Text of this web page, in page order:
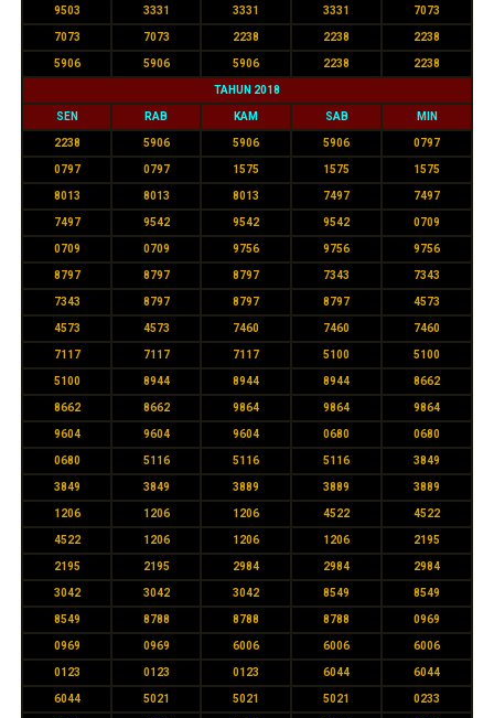
9503 3331 3331 3331 7073
7073 7073 2238 2238 2238
5906 5906 5906 2238 2238
TAHUN 2018
SEN RAB KAM SAB MIN
2238 5906 5906 5906 0797
0797 0797 1575 1575 1575
8013 8013 8013 7497 7497
7497 9542 9542 9542 0709
0709 0709 9756 9756 9756
8797 8797 8797 7343 7343
7343 8797 8797 8797 4573
4573 4573 7460 7460 7460
7117 7117 7117 5100 5100
5100 8944 8944 8944 8662
8662 8662 9864 9864 9864
9604 9604 9604 0680 0680
0680 5116 5116 5116 3849
3849 3849 3889 3889 3889
1206 1206 1206 4522 4522
4522 1206 1206 1206 2195
2195 2195 2984 2984 2984
3042 3042 3042 8549 8549
8549 8788 8788 8788 0969
0969 0969 6006 6006 6006
0123 0123 0123 6044 6044
6044 5021 5021 5021 0233